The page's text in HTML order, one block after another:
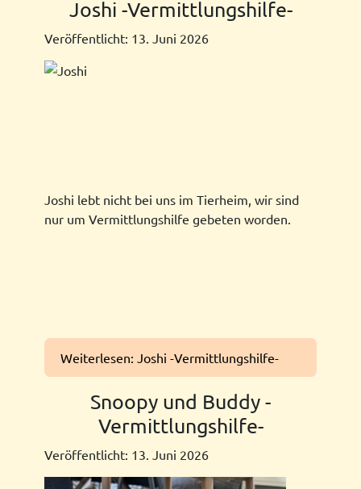
Joshi -Vermittlungshilfe-
Veröffentlicht: 13. Juni 2026
Joshi lebt nicht bei uns im Tierheim, wir sind
nur um Vermittlungshilfe gebeten worden.
Weiterlesen: Joshi -Vermittlungshilfe-
Snoopy und Buddy -
Vermittlungshilfe-
Veröffentlicht: 13. Juni 2026